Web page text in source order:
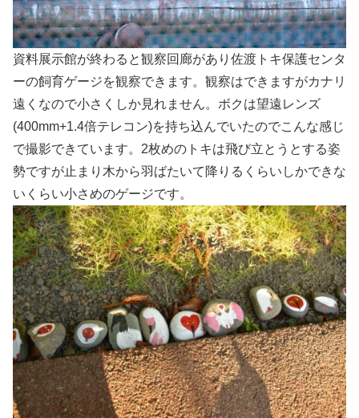
資料展示館が終わると観察回廊があり佐渡トキ保護センタ
ーの飼育ゲージを観察できます。観察はできますがカナリ
遠くなので小さくしか見れません。ボクは望遠レンズ
(400mm+1.4倍テレコン)を持ち込んでいたのでこんな感じ
で撮影できています。2枚めのトキは飛び立とうとする姿
勢ですが止まり木から羽ばたいて降りるくらいしかできな
いくらい小さめのゲージです。